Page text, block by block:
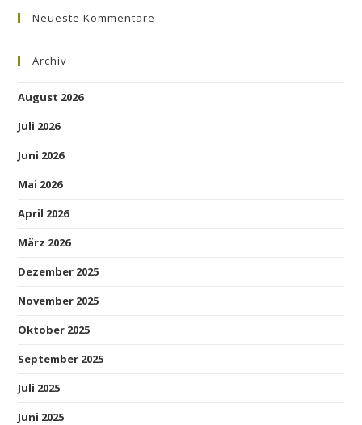
Neueste Kommentare
Archiv
August 2026
Juli 2026
Juni 2026
Mai 2026
April 2026
März 2026
Dezember 2025
November 2025
Oktober 2025
September 2025
Juli 2025
Juni 2025